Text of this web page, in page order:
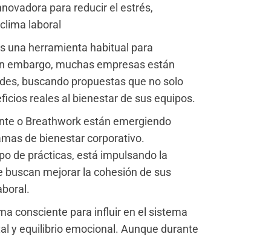
para reducir el estrés,
laboral
una herramienta habitual para
embargo, muchas empresas están
buscando propuestas que no solo
reales al bienestar de sus equipos.
o Breathwork están emergiendo
de bienestar corporativo.
de prácticas, está impulsando la
mejorar la cohesión de sus
consciente para influir en el sistema
y equilibrio emocional. Aunque durante